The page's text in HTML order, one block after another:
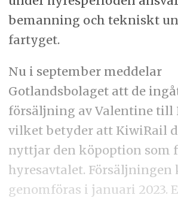
bemanning och tekniskt
fartyget.
Nu i september meddelar
Gotlandsbolaget att de
försäljning av Valentine till
vilket betyder att KiwiRail
nyttjar den köpoption som
hyresavtalet.
genomföras i januari 2023.